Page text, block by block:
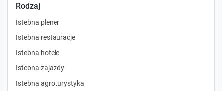
Rodzaj
Istebna plener
Istebna restauracje
Istebna hotele
Istebna zajazdy
Istebna agroturystyka